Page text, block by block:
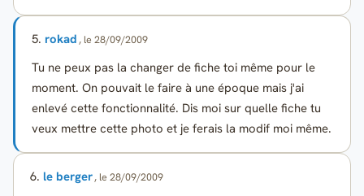
5. rokad , le 28/09/2009
Tu ne peux pas la changer de fiche toi même pour le
moment. On pouvait le faire à une époque mais j'ai
enlevé cette fonctionnalité. Dis moi sur quelle fiche tu
veux mettre cette photo et je ferais la modif moi même.
6. le berger, le 28/09/2009